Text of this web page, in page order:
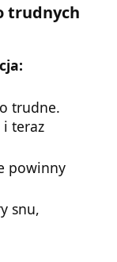
trudnych
trudne.
i teraz
powinny
snu,